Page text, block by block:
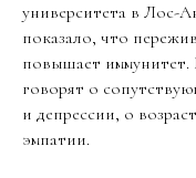
университета в Лос-
показало, что
повышает иммунитет.
говорят о
и депрессии, о
эмпатии.